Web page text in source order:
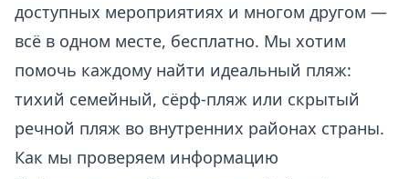
доступных мероприятиях и многом другом —
всё в одном месте, бесплатно. Мы хотим
помочь каждому найти идеальный пляж:
тихий семейный, сёрф-пляж или скрытый
речной пляж во внутренних районах страны.
Как мы проверяем информацию